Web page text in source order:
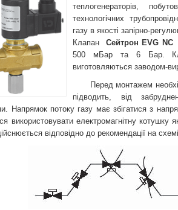
теплогенераторів,
технологічних
газу в якості запірно-
Клапан Сейтрон EVG NC
500 мБар та 6 Бар.
виготовляються заводом-
Перед монтажем
підводить, від
Напрямок потоку газу має збігатися з
використовувати електромагнітну
відповідно до рекомендації на